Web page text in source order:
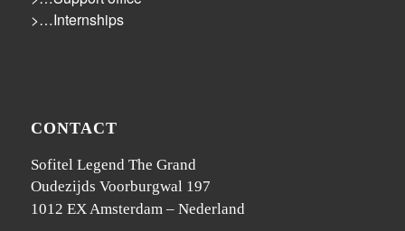
>…Internships
CONTACT
Sofitel Legend The Grand
Oudezijds Voorburgwal 197
1012 EX Amsterdam – Nederland